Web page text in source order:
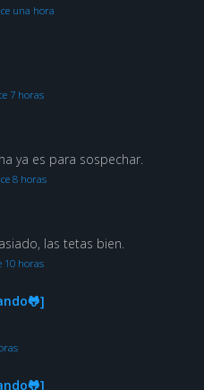
una hora
7 horas
ya es para sospechar.
8 horas
las tetas bien.
10 horas